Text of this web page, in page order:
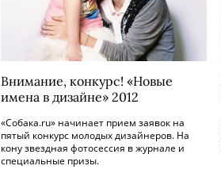
Внимание, конкурс! «Новые
имена в дизайне» 2012
«Собака.ru» начинает прием заявок на
пятый конкурс молодых дизайнеров. На
кону звездная фотосессия в журнале и
специальные призы.